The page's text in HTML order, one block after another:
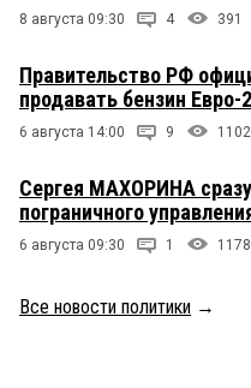
8 августа 09:30 4 391
Правительство РФ
продавать бензин Евро-
6 августа 14:00 9 1102
Сергея МАХОРИНА
пограничного
6 августа 09:30 1 1178
Все новости политики →